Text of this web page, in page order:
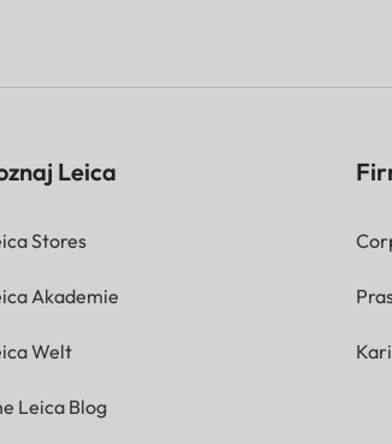
Leica
Stores
Akademie
Welt
Leica Blog